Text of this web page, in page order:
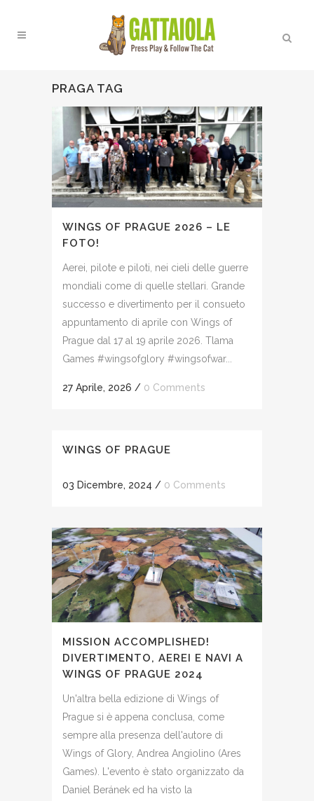
PRAGA TAG
WINGS OF PRAGUE 2026 – LE
FOTO!
Aerei, pilote e piloti, nei cieli delle guerre
mondiali come di quelle stellari. Grande
successo e divertimento per il consueto
appuntamento di aprile con Wings of
Prague dal 17 al 19 aprile 2026. Tlama
Games #wingsofglory #wingsofwar...
27 Aprile, 2026 / 0 Comments
WINGS OF PRAGUE
03 Dicembre, 2024 / 0 Comments
MISSION ACCOMPLISHED!
DIVERTIMENTO, AEREI E NAVI A
WINGS OF PRAGUE 2024
Un'altra bella edizione di Wings of
Prague si è appena conclusa, come
sempre alla presenza dell'autore di
Wings of Glory, Andrea Angiolino (Ares
Games). L'evento è stato organizzato da
Daniel Beránek ed ha visto la